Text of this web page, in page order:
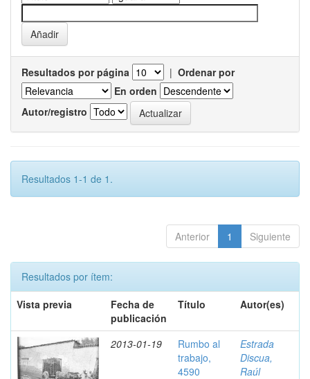
Resultados por página | Ordenar por
En orden
Autor/registro
Resultados 1-1 de 1.
Anterior 1 Siguiente
Resultados por ítem:
Vista previa
Fecha de
publicación
Título Autor(es)
2013-01-19
Rumbo al
trabajo,
4590
Estrada
Discua,
Raúl